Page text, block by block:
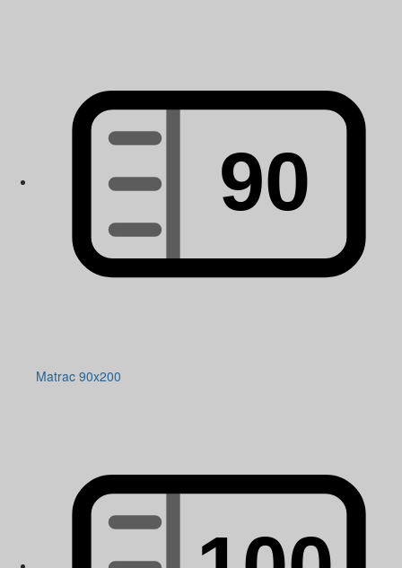
Matrac 90x200